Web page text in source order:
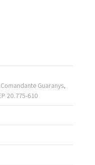
Guaranys,
20.775-610